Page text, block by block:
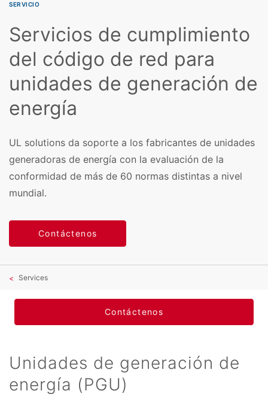
SERVICIO
Servicios de cumplimiento
del código de red para
unidades de generación de
energía
UL solutions da soporte a los fabricantes de unidades
generadoras de energía con la evaluación de la
conformidad de más de 60 normas distintas a nivel
mundial.
Contáctenos
Services
Contáctenos
Unidades de generación de
energía (PGU)